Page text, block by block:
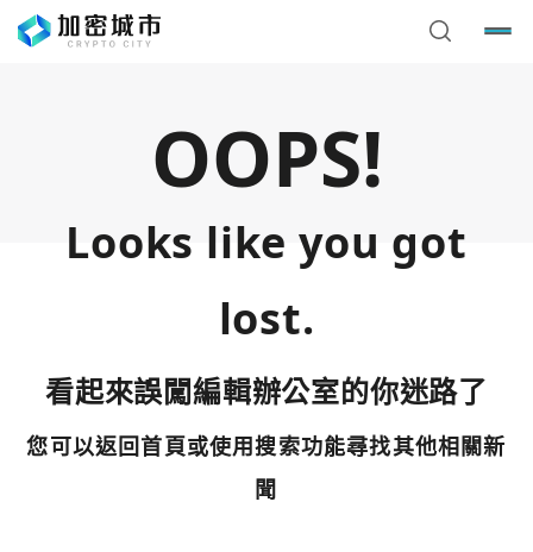
OOPS!
Looks like you got
lost.
看起來誤闖編輯辦公室的你迷路了
您可以返回首頁或使用搜索功能尋找其他相關新
聞
使用以下帳號繼續
您已閒置5分鐘，請點擊關閉按鈕或空白處，即可回到加密